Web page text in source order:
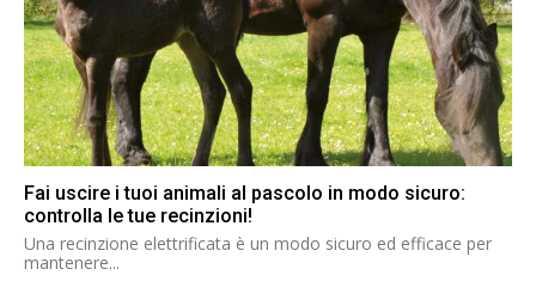
Fai uscire i tuoi animali al pascolo in modo sicuro:
controlla le tue recinzioni!
Una recinzione elettrificata è un modo sicuro ed efficace per
mantenere...